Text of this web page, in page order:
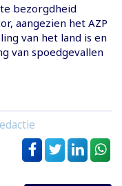
bezorgdheid
aangezien het AZP
van het land is en
van spoedgevallen